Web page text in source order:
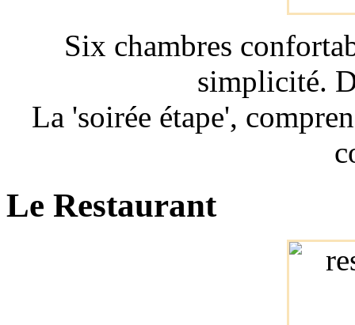
Six chambres
simplicité.
La 'soirée étape',
Le Restaurant